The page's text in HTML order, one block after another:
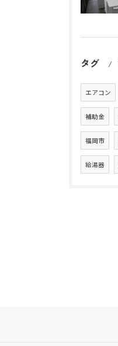
タグ
エアコン
補助金
福岡市
給湯器